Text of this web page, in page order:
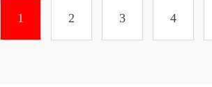
1 2 3 4